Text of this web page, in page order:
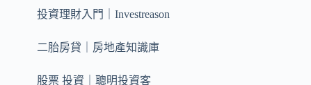
投資理財入門｜Investreason
二胎房貸｜房地產知識庫
股票 投資｜聰明投資客